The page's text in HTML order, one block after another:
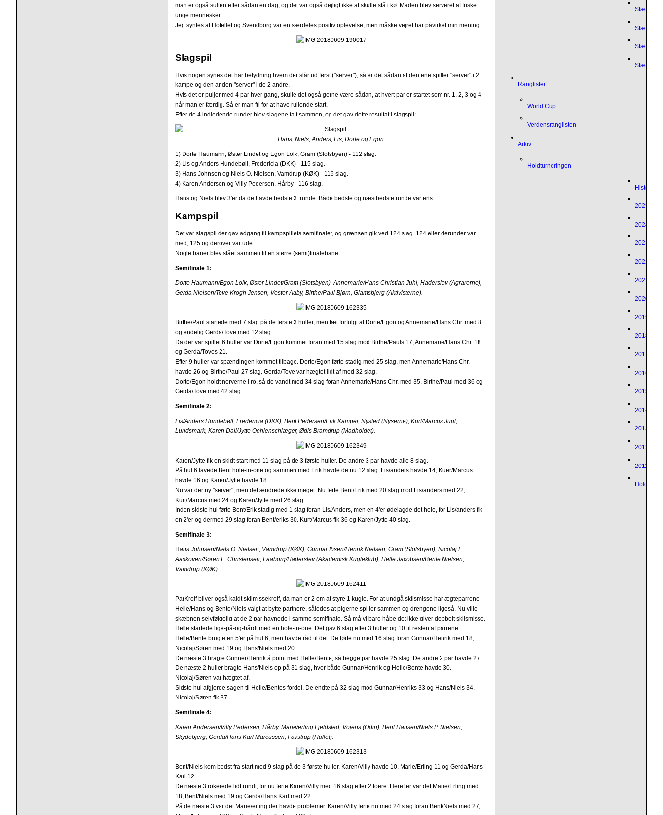
man er også sulten efter sådan en dag, og det var også dejligt ikke at skulle stå i kø. Maden blev serveret af friske
unge mennesker.
Jeg syntes at Hotellet og Svendborg var en særdeles positiv oplevelse, men måske vejret har påvirket min mening.
Slagspil
Hvis nogen synes det har betydning hvem der slår ud først ("server"), så er det sådan at den ene spiller "server" i 2
kampe og den anden "server" i de 2 andre.
Hvis det er puljer med 4 par hver gang, skulle det også gerne være sådan, at hvert par er startet som nr. 1, 2, 3 og 4
når man er færdig. Så er man fri for at have rullende start.
Efter de 4 indledende runder blev slagene talt sammen, og det gav dette resultat i slagspil:
Hans, Niels, Anders, Lis, Dorte og Egon.
1) Dorte Haumann, Øster Lindet og Egon Lolk, Gram (Slotsbyen) - 112 slag.
2) Lis og Anders Hundebøll, Fredericia (DKK) - 115 slag.
3) Hans Johnsen og Niels O. Nielsen, Vamdrup (KØK) - 116 slag.
4) Karen Andersen og Villy Pedersen, Hårby - 116 slag.
Hans og Niels blev 3'er da de havde bedste 3. runde. Både bedste og næstbedste runde var ens.
Kampspil
Det var slagspil der gav adgang til kampspillets semifinaler, og grænsen gik ved 124 slag. 124 eller derunder var
med, 125 og derover var ude.
Nogle baner blev slået sammen til en større (semi)finalebane.
Semifinale 1:
Dorte Haumann/Egon Lolk, Øster Lindet/Gram (Slotsbyen), Annemarie/Hans Christian Juhl, Haderslev (Agrarerne),
Gerda Nielsen/Tove Krogh Jensen, Vester Aaby, Birthe/Paul Bjørn, Glamsbjerg (Aktivisterne).
Birthe/Paul startede med 7 slag på de første 3 huller, men tæt forfulgt af Dorte/Egon og Annemarie/Hans Chr. med 8
og endelig Gerda/Tove med 12 slag.
Da der var spillet 6 huller var Dorte/Egon kommet foran med 15 slag mod Birthe/Pauls 17, Annemarie/Hans Chr. 18
og Gerda/Toves 21.
Efter 9 huller var spændingen kommet tilbage. Dorte/Egon førte stadig med 25 slag, men Annemarie/Hans Chr.
havde 26 og Birthe/Paul 27 slag. Gerda/Tove var hægtet lidt af med 32 slag.
Dorte/Egon holdt nerverne i ro, så de vandt med 34 slag foran Annemarie/Hans Chr. med 35, Birthe/Paul med 36 og
Gerda/Tove med 42 slag.
Semifinale 2:
Lis/Anders Hundebøll, Fredericia (DKK), Bent Pedersen/Erik Kamper, Nysted (Nyserne), Kurt/Marcus Juul,
Lundsmark, Karen Dall/Jytte Oehlenschlæger, Ødis Bramdrup (Madholdet).
Karen/Jytte fik en skidt start med 11 slag på de 3 første huller. De andre 3 par havde alle 8 slag.
På hul 6 lavede Bent hole-in-one og sammen med Erik havde de nu 12 slag. Lis/anders havde 14, Kuer/Marcus
havde 16 og Karen/Jytte havde 18.
Nu var der ny "server", men det ændrede ikke meget. Nu førte Bent/Erik med 20 slag mod Lis/anders med 22,
Kurt/Marcus med 24 og Karen/Jytte med 26 slag.
Inden sidste hul førte Bent/Erik stadig med 1 slag foran Lis/Anders, men en 4'er ødelagde det hele, for Lis/anders fik
en 2'er og dermed 29 slag foran Bent/eriks 30. Kurt/Marcus fik 36 og Karen/Jytte 40 slag.
Semifinale 3:
Hans Johnsen/Niels O. Nielsen, Vamdrup (KØK), Gunnar Ibsen/Henrik Nielsen, Gram (Slotsbyen), Nicolaj L.
Aaskoven/Søren L. Christensen, Faaborg/Haderslev (Akademisk Kugleklub), Helle Jacobsen/Bente Nielsen,
Vamdrup (KØK).
ParKrolf bliver også kaldt skilmissekrolf, da man er 2 om at styre 1 kugle. For at undgå skilsmisse har ægteparrene
Helle/Hans og Bente/Niels valgt at bytte partnere, således at pigerne spiller sammen og drengene ligeså. Nu ville
skæbnen selvfølgelig at de 2 par havnede i samme semifinale. Så må vi bare håbe det ikke giver dobbelt skilsmisse.
Helle startede lige-på-og-hårdt med en hole-in-one. Det gav 6 slag efter 3 huller og 10 til resten af parrene.
Helle/Bente brugte en 5'er på hul 6, men havde råd til det. De førte nu med 16 slag foran Gunnar/Henrik med 18,
Nicolaj/Søren med 19 og Hans/Niels med 20.
De næste 3 bragte Gunner/Henrik á point med Helle/Bente, så begge par havde 25 slag. De andre 2 par havde 27.
De næste 2 huller bragte Hans/Niels op på 31 slag, hvor både Gunnar/Henrik og Helle/Bente havde 30.
Nicolaj/Søren var hægtet af.
Sidste hul afgjorde sagen til Helle/Bentes fordel. De endte på 32 slag mod Gunnar/Henriks 33 og Hans/Niels 34.
Nicolaj/Søren fik 37.
Semifinale 4:
Karen Andersen/Villy Pedersen, Hårby, Marie/erling Fjeldsted, Vojens (Odin), Bent Hansen/Niels P. Nielsen,
Skydebjerg, Gerda/Hans Karl Marcussen, Favstrup (Hullet).
Bent/Niels kom bedst fra start med 9 slag på de 3 første huller. Karen/Villy havde 10, Marie/Erling 11 og Gerda/Hans
Karl 12.
De næste 3 rokerede lidt rundt, for nu førte Karen/Villy med 16 slag efter 2 toere. Herefter var det Marie/Erling med
18, Bent/Niels med 19 og Gerda/Hans Karl med 22.
På de næste 3 var det Marie/erling der havde problemer. Karen/Villy førte nu med 24 slag foran Bent/Niels med 27,
Ranglister
World Cup
Verdensranglisten
Arkiv
Holdturneringen
Historik
2025
2024
2023
2022
2021
2020
2019
2018
2017
2016
2015
2014
2013
2012
2011